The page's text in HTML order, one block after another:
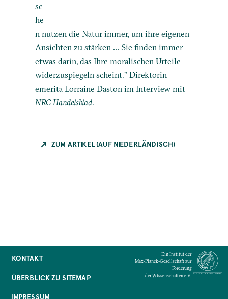
sc
he
n nutzen die Natur immer, um ihre eigenen
Ansichten zu stärken ... Sie finden immer
etwas darin, das Ihre moralischen Urteile
widerzuspiegeln scheint." Direktorin
emerita Lorraine Daston im Interview mit
NRC Handelsblad.
ZUM ARTIKEL (AUF NIEDERLÄNDISCH)
KONTAKT
ÜBERBLICK ZU SITEMAP
IMPRESSUM
Ein Institut der
Max-Planck-Gesellschaft zur
Förderung
der Wissenschaften e.V.